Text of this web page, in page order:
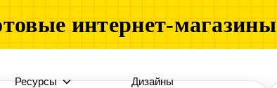
интернет-магазины
Ресурсы Дизайны